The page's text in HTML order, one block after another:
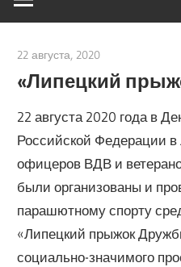
22 августа, 2020
«Липецкий
22 августа 2020 года в
Российской Федерации
офицеров ВДВ и
были организованы и
парашютному спорту
«Липецкий прыжок
социально-значимого